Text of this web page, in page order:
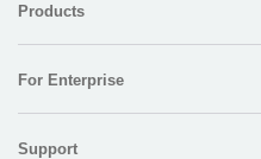
Products
For Enterprise
Support